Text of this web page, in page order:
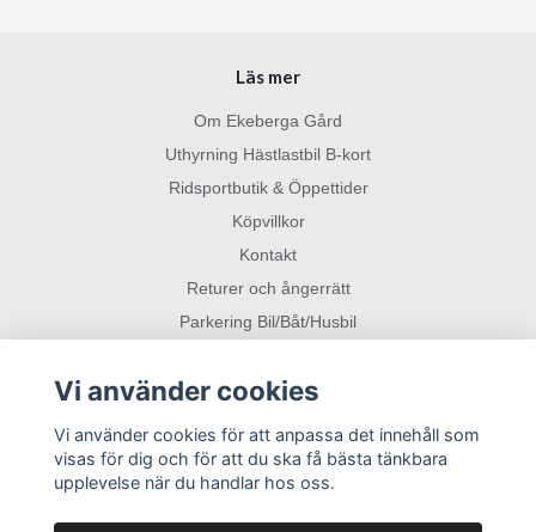
Läs mer
Om Ekeberga Gård
Uthyrning Hästlastbil B-kort
Ridsportbutik & Öppettider
Köpvillkor
Kontakt
Returer och ångerrätt
Parkering Bil/Båt/Husbil
Sociala medier
Vi använder cookies
Vi använder cookies för att anpassa det innehåll som
visas för dig och för att du ska få bästa tänkbara
upplevelse när du handlar hos oss.